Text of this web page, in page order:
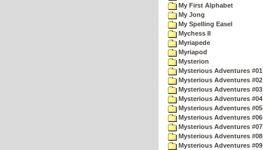
My First Alphabet
My Jong
My Spelling Easel
Mychess II
Myriapede
Myriapod
Mysterion
Mysterious Adventures
Mysterious Adventures
Mysterious Adventures
Mysterious Adventures
Mysterious Adventures
Mysterious Adventures
Mysterious Adventures
Mysterious Adventures
Mysterious Adventures